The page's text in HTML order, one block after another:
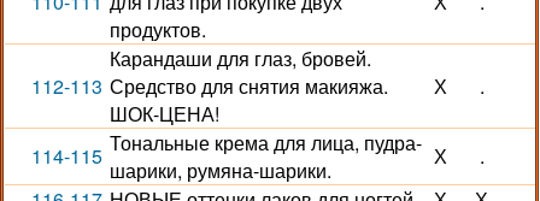
продуктов.
112-113
Карандаши для глаз, бровей.
Средство для снятия макияжа.
ШОК-ЦЕНА!
Х .
114-115 Тональные крема для лица, пудра-
шарики, румяна-шарики.
Х
.